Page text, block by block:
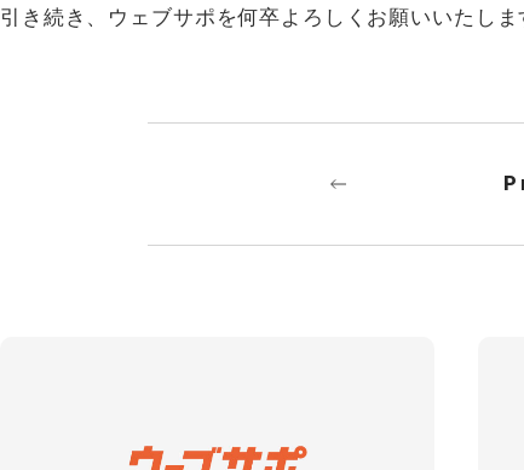
引き続き、ウェブサポを何卒よろしくお願いいたしま